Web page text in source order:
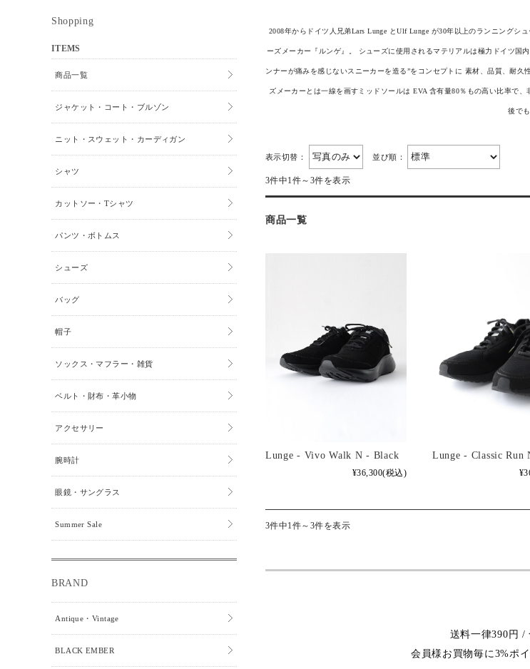
2008年からドイツ人兄弟Lars Lunge とUlf Lunge が30年以上のランニングシ
ーズメーカー『ルンゲ』。 シューズに使用されるマテリアルは極力ドイツ国
ンナーが痛みを感じないスニーカーを造る”をコンセプトに 素材、品質、耐
ズメーカーとは一線を画すミッドソールは EVA 含有量80％もの高い比率で
後で
表示切替： 並び順：
3件中1件～3件を表示
商品一覧
Lunge - Vivo Walk N - Black
¥36,300(税込)
Lunge - Classic Run
3件中1件～3件を表示
送料一律390円 /
会員様お買物毎に3%ポ
Shopping
ITEMS
商品一覧
ジャケット・コート・ブルゾン
ニット・スウェット・カーディガン
シャツ
カットソー・Tシャツ
パンツ・ボトムス
シューズ
バッグ
帽子
ソックス・マフラー・雑貨
ベルト・財布・革小物
アクセサリー
腕時計
眼鏡・サングラス
Summer Sale
BRAND
Antique・Vintage
BLACK EMBER